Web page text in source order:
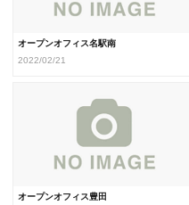
オープンオフィス名駅南
2022/02/21
オープンオフィス豊田